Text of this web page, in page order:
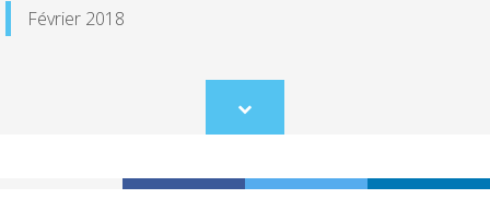
Février 2018
Scroll
to